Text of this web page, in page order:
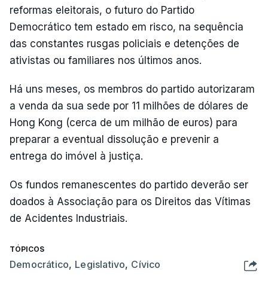
reformas eleitorais, o futuro do Partido
Democrático tem estado em risco, na sequência
das constantes rusgas policiais e detenções de
ativistas ou familiares nos últimos anos.
Há uns meses, os membros do partido autorizaram
a venda da sua sede por 11 milhões de dólares de
Hong Kong (cerca de um milhão de euros) para
preparar a eventual dissolução e prevenir a
entrega do imóvel à justiça.
Os fundos remanescentes do partido deverão ser
doados à Associação para os Direitos das Vítimas
de Acidentes Industriais.
TÓPICOS
Democrático, Legislativo, Cívico